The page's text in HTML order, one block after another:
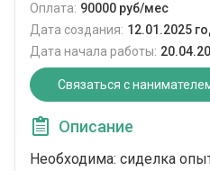
Оплата: 90000 руб/мес
Дата создания: 12.01.2025
Дата начала работы:
Связаться с
Описание
Необходима: сиделка